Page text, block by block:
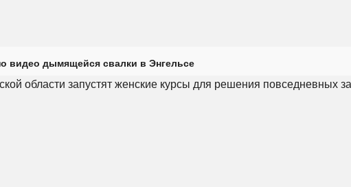
видео дымящейся свалки в Энгельсе